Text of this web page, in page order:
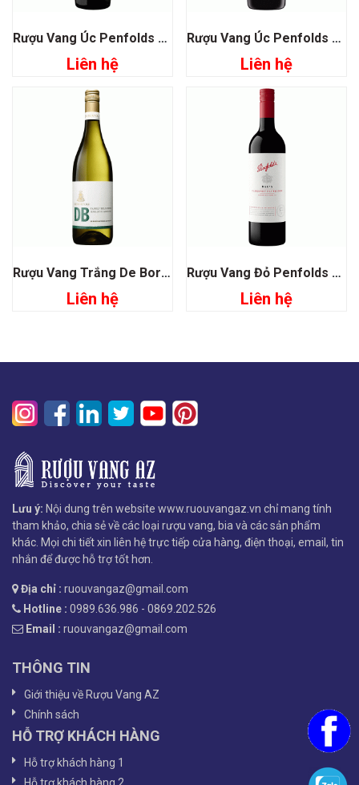
Rượu Vang Úc Penfolds Bin 8 Cabernet Shiraz
Liên hệ
Rượu Vang Úc Penfolds Koonunga Hill Shiraz Cabernet Sauvignon
Liên hệ
Rượu Vang Trắng De Bortoli DB Selection Semillon Chardonnay
Liên hệ
Rượu Vang Đỏ Penfolds Max’s Cabernet Sauvignon
Liên hệ
Lưu ý: Nội dung trên website www.ruouvangaz.vn chỉ mang tính
tham khảo, chia sẻ về các loại rượu vang, bia và các sản phẩm
khác. Mọi chi tiết xin liên hệ trực tiếp cửa hàng, điện thoại, email, tin
nhắn để được hỗ trợ tốt hơn.
Địa chỉ : ruouvangaz@gmail.com
Hotline : 0989.636.986 - 0869.202.526
Email : ruouvangaz@gmail.com
THÔNG TIN
Giới thiệu về Rượu Vang AZ
Chính sách
HỖ TRỢ KHÁCH HÀNG
Hỗ trợ khách hàng 1